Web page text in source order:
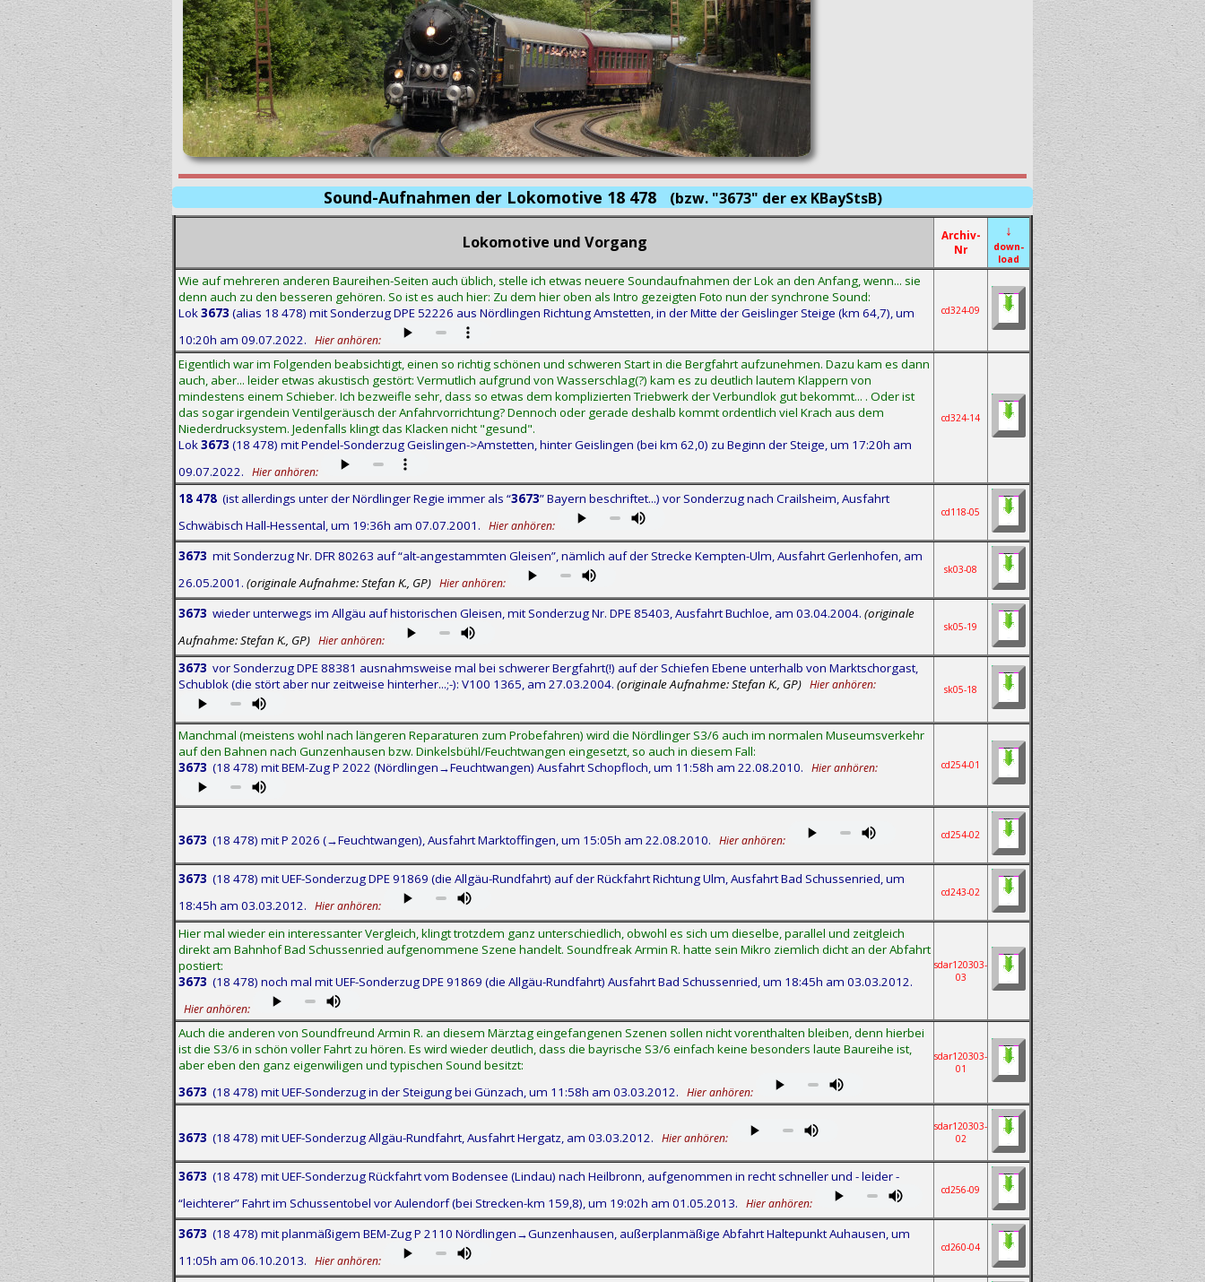
Sound-Aufnahmen der Lokomotive 18 478 (bzw. "3673" der ex KBayStsB)
Lokomotive und Vorgang
Archiv-
Nr
↓
down-
load
Wie auf mehreren anderen Baureihen-Seiten auch üblich, stelle ich etwas neuere Soundaufnahmen der Lok an den Anfang, wenn... sie
denn auch zu den besseren gehören. So ist es auch hier: Zu dem hier oben als Intro gezeigten Foto nun der synchrone Sound:
Lok3673 (alias 18 478) mit Sonderzug DPE 52226 aus Nördlingen Richtung Amstetten, in der Mitte der Geislinger Steige (km 64,7), um
10:20h am 09.07.2022. Hier anhören:
cd324-09
Eigentlich war im Folgenden beabsichtigt, einen so richtig schönen und schweren Start in die Bergfahrt aufzunehmen. Dazu kam es dann
auch, aber... leider etwas akustisch gestört: Vermutlich aufgrund von Wasserschlag(?) kam es zu deutlich lautem Klappern von
mindestens einem Schieber. Ich bezweifle sehr, dass so etwas dem komplizierten Triebwerk der Verbundlok gut bekommt... . Oder ist
das sogar irgendein Ventilgeräusch der Anfahrvorrichtung? Dennoch oder gerade deshalb kommt ordentlich viel Krach aus dem
Niederdrucksystem. Jedenfalls klingt das Klacken nicht "gesund".
Lok3673 (18 478) mit Pendel-Sonderzug Geislingen->Amstetten, hinter Geislingen (bei km 62,0) zu Beginn der Steige, um 17:20h am
09.07.2022. Hier anhören:
cd324-14
18 478 (ist allerdings unter der Nördlinger Regie immer als “3673” Bayern beschriftet...) vor Sonderzug nach Crailsheim, Ausfahrt
Schwäbisch Hall-Hessental, um 19:36h am 07.07.2001. Hier anhören:
cd118-05
3673 mit Sonderzug Nr. DFR 80263 auf “alt-angestammten Gleisen”, nämlich auf der Strecke Kempten-Ulm, Ausfahrt Gerlenhofen, am
26.05.2001. (originale Aufnahme: Stefan K., GP) Hier anhören:
sk03-08
3673 wieder unterwegs im Allgäu auf historischen Gleisen, mit Sonderzug Nr. DPE 85403, Ausfahrt Buchloe, am 03.04.2004. (originale
Aufnahme: Stefan K., GP) Hier anhören:
sk05-19
3673 vor Sonderzug DPE 88381 ausnahmsweise mal bei schwerer Bergfahrt(!) auf der Schiefen Ebene unterhalb von Marktschorgast,
Schublok (die stört aber nur zeitweise hinterher...;-): V100 1365, am 27.03.2004. (originale Aufnahme: Stefan K., GP) Hier anhören: sk05-18
Manchmal (meistens wohl nach längeren Reparaturen zum Probefahren) wird die Nördlinger S3/6 auch im normalen Museumsverkehr
auf den Bahnen nach Gunzenhausen bzw. Dinkelsbühl/Feuchtwangen eingesetzt, so auch in diesem Fall:
3673 (18 478) mit BEM-Zug P 2022 (Nördlingen→Feuchtwangen) Ausfahrt Schopfloch, um 11:58h am 22.08.2010. Hier anhören: cd254-01
3673 (18 478) mit P 2026 (→Feuchtwangen), Ausfahrt Marktoffingen, um 15:05h am 22.08.2010. Hier anhören: cd254-02
3673 (18 478) mit UEF-Sonderzug DPE 91869 (die Allgäu-Rundfahrt) auf der Rückfahrt Richtung Ulm, Ausfahrt Bad Schussenried, um
18:45h am 03.03.2012. Hier anhören:
cd243-02
Hier mal wieder ein interessanter Vergleich, klingt trotzdem ganz unterschiedlich, obwohl es sich um dieselbe, parallel und zeitgleich
direkt am Bahnhof Bad Schussenried aufgenommene Szene handelt. Soundfreak Armin R. hatte sein Mikro ziemlich dicht an der Abfahrt
postiert:
3673 (18 478) noch mal mit UEF-Sonderzug DPE 91869 (die Allgäu-Rundfahrt) Ausfahrt Bad Schussenried, um 18:45h am 03.03.2012.
Hier anhören:
sdar120303-
03
Auch die anderen von Soundfreund Armin R. an diesem Märztag eingefangenen Szenen sollen nicht vorenthalten bleiben, denn hierbei
ist die S3/6 in schön voller Fahrt zu hören. Es wird wieder deutlich, dass die bayrische S3/6 einfach keine besonders laute Baureihe ist,
aber eben den ganz eigenwiligen und typischen Sound besitzt:
3673 (18 478) mit UEF-Sonderzug in der Steigung bei Günzach, um 11:58h am 03.03.2012. Hier anhören:
sdar120303-
01
3673 (18 478) mit UEF-Sonderzug Allgäu-Rundfahrt, Ausfahrt Hergatz, am 03.03.2012. Hier anhören:
sdar120303-
02
3673 (18 478) mit UEF-Sonderzug Rückfahrt vom Bodensee (Lindau) nach Heilbronn, aufgenommen in recht schneller und - leider -
“leichterer” Fahrt im Schussentobel vor Aulendorf (bei Strecken-km 159,8), um 19:02h am 01.05.2013. Hier anhören:
cd256-09
3673 (18 478) mit planmäßigem BEM-Zug P 2110 Nördlingen→Gunzenhausen, außerplanmäßige Abfahrt Haltepunkt Auhausen, um
11:05h am 06.10.2013. Hier anhören:
cd260-04